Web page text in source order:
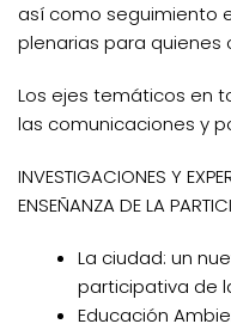
así como seguimiento
plenarias para
Los ejes temáticos en
las comunicaciones y
INVESTIGACIONES Y
ENSEÑANZA DE LA
La ciudad: un
participativa de
Educación